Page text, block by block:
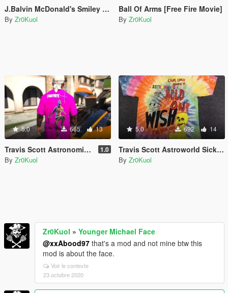
J.Balvin McDonald's Smiley Face T-Shirt
By Zr0Kuol
Ball Of Arms [Free Fire Movie]
By Zr0Kuol
5.0 665 13
Travis Scott Astronomical Fortnite + Cactus Jack T-Shirt 1.0
By Zr0Kuol
5.0 692 14
Travis Scott Astroworld Sicko Tee (Request)
By Zr0Kuol
Zr0Kuol » Younger Michael Face
@xxAbood97 that's a mod and not mine btw this
mod is about the face.
Voir le contexte
23 octobre 2020